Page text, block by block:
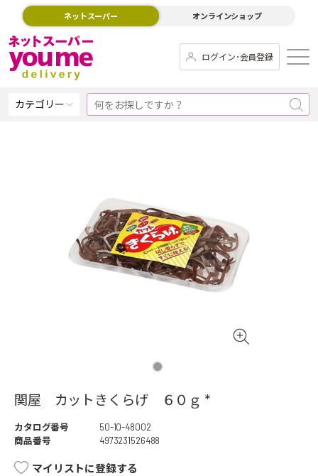
ネットスーパー オンラインショップ
ログイン･会員登録
カテゴリー
関屋 カットきくらげ ６０ｇ *
カタログ番号
50-10-48002
商品番号
4973231526488
マイリストに登録する